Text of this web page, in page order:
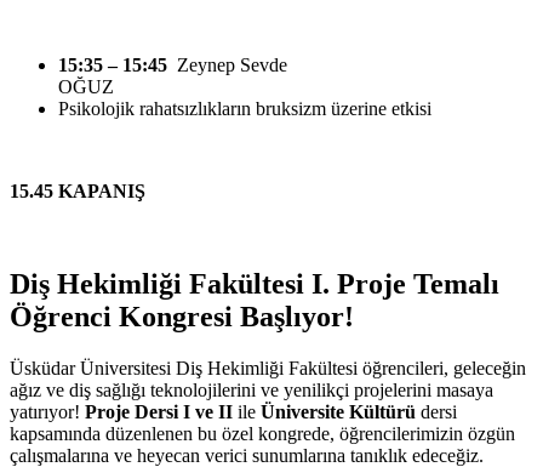
15:35 – 15:45 Zeynep Sevde
Psikolojik rahatsızlıkların bruksizm üzerine etkisi
15.45 KAPANIŞ
Diş Hekimliği Fakültesi I. Proje Temalı
Öğrenci Kongresi Başlıyor!
Üsküdar Üniversitesi Diş Hekimliği Fakültesi öğrencileri, geleceğin
ağız ve diş sağlığı teknolojilerini ve yenilikçi projelerini masaya
yatırıyor! Proje Dersi I ve II ile Üniversite Kültürü dersi
kapsamında düzenlenen bu özel kongrede, öğrencilerimizin özgün
çalışmalarına ve heyecan verici sunumlarına tanıklık edeceğiz.